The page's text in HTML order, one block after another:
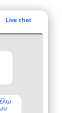
Live chat